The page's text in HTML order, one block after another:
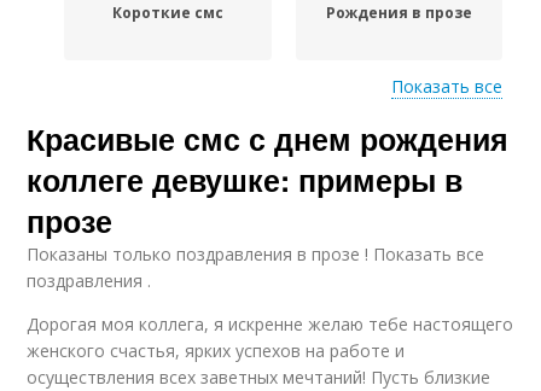
Короткие смс Рождения в прозе
Смс-поздравления с
днем рождения
Рождения для
женщин
Проза в смс
Рождения для
Показать все
Красивые смс с днем рождения
коллеге девушке: примеры в
прозе
Показаны только поздравления в прозе ! Показать все
поздравления .
Дорогая моя коллега, я искренне желаю тебе настоящего
женского счастья, ярких успехов на работе и
осуществления всех заветных мечтаний! Пусть близкие